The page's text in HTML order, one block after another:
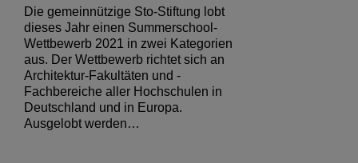
Die gemeinnützige Sto-Stiftung lobt
dieses Jahr einen Summerschool-
Wettbewerb 2021 in zwei Kategorien
aus. Der Wettbewerb richtet sich an
Architektur-Fakultäten und -
Fachbereiche aller Hochschulen in
Deutschland und in Europa.
Ausgelobt werden…